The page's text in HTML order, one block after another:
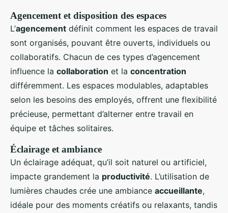
Agencement et disposition des espaces
L’agencement définit comment les espaces de travail
sont organisés, pouvant être ouverts, individuels ou
collaboratifs. Chacun de ces types d’agencement
influence la collaboration et la concentration
différemment. Les espaces modulables, adaptables
selon les besoins des employés, offrent une flexibilité
précieuse, permettant d’alterner entre travail en
équipe et tâches solitaires.
Éclairage et ambiance
Un éclairage adéquat, qu’il soit naturel ou artificiel,
impacte grandement la productivité. L’utilisation de
lumières chaudes crée une ambiance accueillante,
idéale pour des moments créatifs ou relaxants, tandis